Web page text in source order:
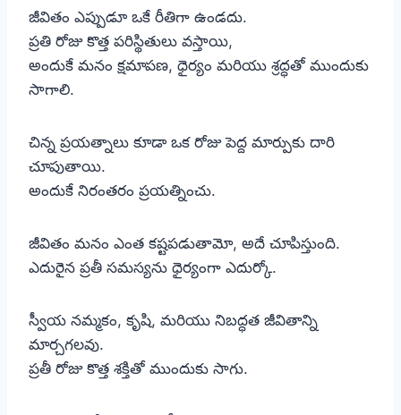
జీవితం ఎప్పుడూ ఒకే రీతిగా ఉండదు.
ప్రతి రోజు కొత్త పరిస్థితులు వస్తాయి,
అందుకే మనం క్షమాపణ, ధైర్యం మరియు శ్రద్ధతో ముందుకు
సాగాలి.
చిన్న ప్రయత్నాలు కూడా ఒక రోజు పెద్ద మార్పుకు దారి
చూపుతాయి.
అందుకే నిరంతరం ప్రయత్నించు.
జీవితం మనం ఎంత కష్టపడుతామో, అదే చూపిస్తుంది.
ఎదురైన ప్రతీ సమస్యను ధైర్యంగా ఎదుర్కో.
స్వీయ నమ్మకం, కృషి, మరియు నిబద్ధత జీవితాన్ని
మార్చగలవు.
ప్రతీ రోజు కొత్త శక్తితో ముందుకు సాగు.